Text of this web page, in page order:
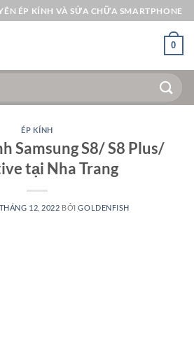
ÉP KÍNH VÀ SỬA CHỮA SMARTPHONE
0
ÉP KÍNH
Samsung S8/ S8 Plus/
tại Nha Trang
12, 2022 BỞIGOLDENFISH